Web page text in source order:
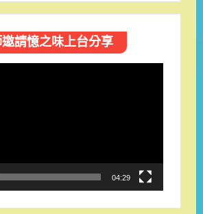
請憶之味上台分享
04:29